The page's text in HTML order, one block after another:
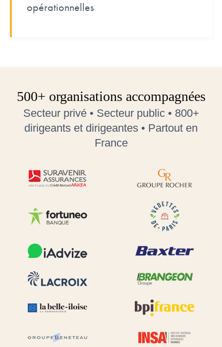
opérationnelles
500+ organisations accompagnées
Secteur privé • Secteur public • 800+
dirigeants et dirigeantes • Partout en
France